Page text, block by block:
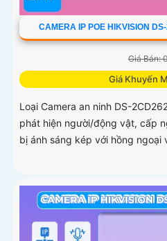
CAMERA IP POE HIKVISION
Giá Bán:
Giá Khuyến
Loại Camera an ninh DS-
phát hiện người/động vật, cấp
bị ánh sáng kép với hồng ngoại